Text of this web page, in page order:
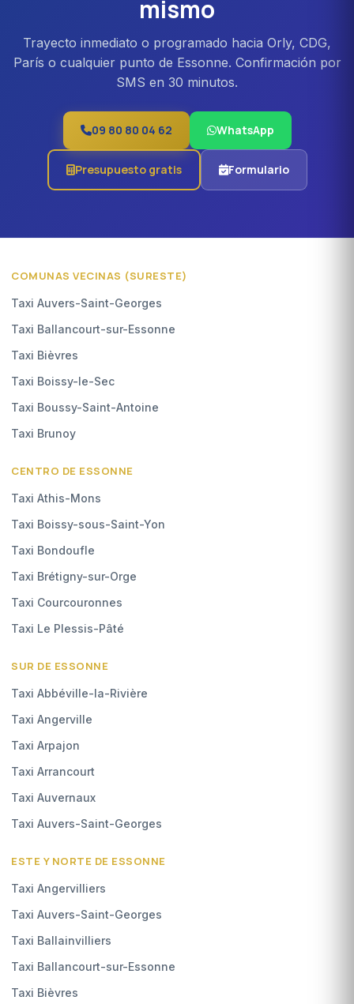
mismo
Trayecto inmediato o programado hacia Orly, CDG,
París o cualquier punto de Essonne. Confirmación por
SMS en 30 minutos.
09 80 80 04 62 WhatsApp
Presupuesto gratis Formulario
COMUNAS VECINAS (SURESTE)
Taxi Auvers-Saint-Georges
Taxi Ballancourt-sur-Essonne
Taxi Bièvres
Taxi Boissy-le-Sec
Taxi Boussy-Saint-Antoine
Taxi Brunoy
CENTRO DE ESSONNE
Taxi Athis-Mons
Taxi Boissy-sous-Saint-Yon
Taxi Bondoufle
Taxi Brétigny-sur-Orge
Taxi Courcouronnes
Taxi Le Plessis-Pâté
SUR DE ESSONNE
Taxi Abbéville-la-Rivière
Taxi Angerville
Taxi Arpajon
Taxi Arrancourt
Taxi Auvernaux
Taxi Auvers-Saint-Georges
ESTE Y NORTE DE ESSONNE
Taxi Angervilliers
Taxi Auvers-Saint-Georges
Taxi Ballainvilliers
Taxi Ballancourt-sur-Essonne
Taxi Bièvres